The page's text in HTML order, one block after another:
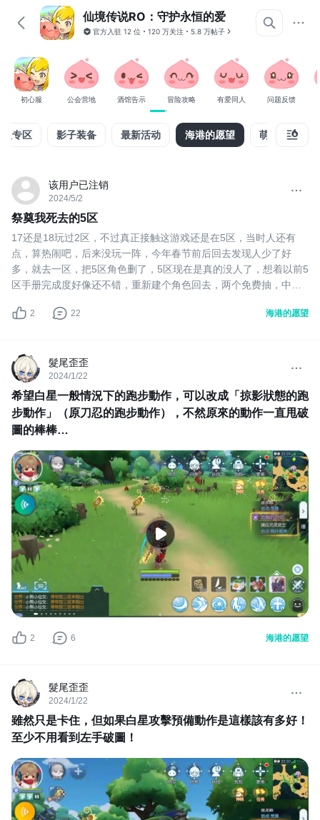
仙境传说RO：守护永恒的爱
官方入驻 12 位 120 万关注 5.8 万帖子
初心服 公会营地 酒馆告示 冒险攻略 有爱同人 问题反馈
服专区 影子装备 最新活动 海港的愿望 萌新求助
该用户已注销
2024/5/2
祭奠我死去的5区
17还是18玩过2区，不过真正接触这游戏还是在5区，当时人还有
点，算热闹吧，后来没玩一阵，今年春节前后回去发现人少了好
多，就去一区，把5区角色删了，5区现在是真的没人了，想着以前5
区手册完成度好像还不错，重新建个角色回去，两个免费抽，中了
几分钟了，除了广告没人说话了，连工会招人的消息都没有，唉，5
海港的愿望
2 22
髮尾歪歪
2024/1/22
希望白星一般情況下的跑步動作，可以改成「掠影狀態的跑
步動作」（原刀忍的跑步動作），不然原來的動作一直甩破
圖的棒棒…
海港的愿望
2 6
髮尾歪歪
2024/1/22
雖然只是卡住，但如果白星攻擊預備動作是這樣該有多好！
至少不用看到左手破圖！